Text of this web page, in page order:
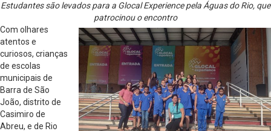
Estudantes são levados para a Glocal Experience pela Águas do Rio, que
patrocinou o encontro
Com olhares
atentos e
curiosos, crianças
de escolas
municipais de
Barra de São
João, distrito de
Casimiro de
Abreu, e de Rio